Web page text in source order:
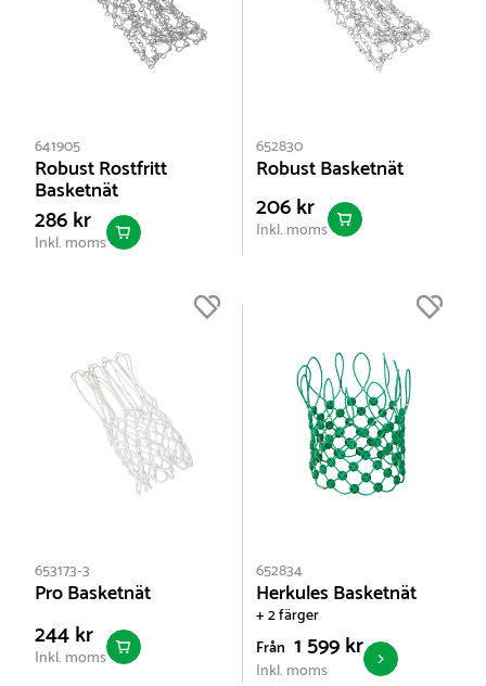
641905
Robust Rostfritt
Basketnät
286 kr
Inkl. moms
652830
Robust Basketnät
206 kr
Inkl. moms
653173-3
Pro Basketnät
244 kr
Inkl. moms
652834
Herkules Basketnät
+ 2 färger
Från 1 599 kr
Inkl. moms